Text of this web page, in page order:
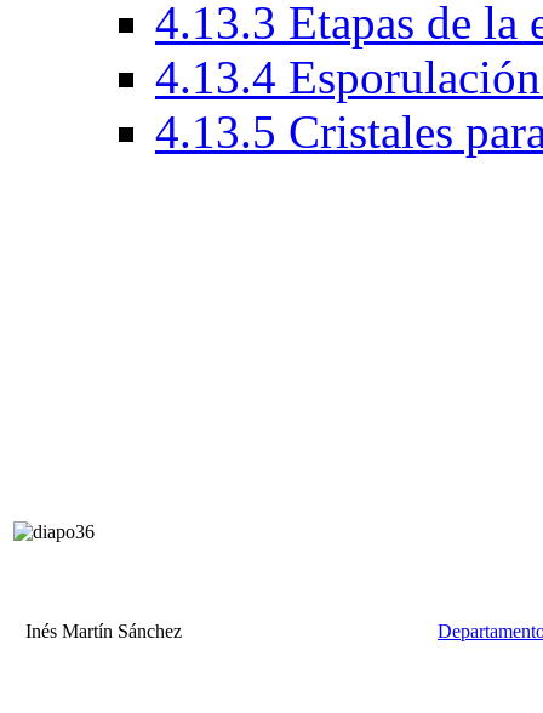
4.13.3 Etapas de la
4.13.4
4.13.5 Cristales
Inés Martín Sánchez